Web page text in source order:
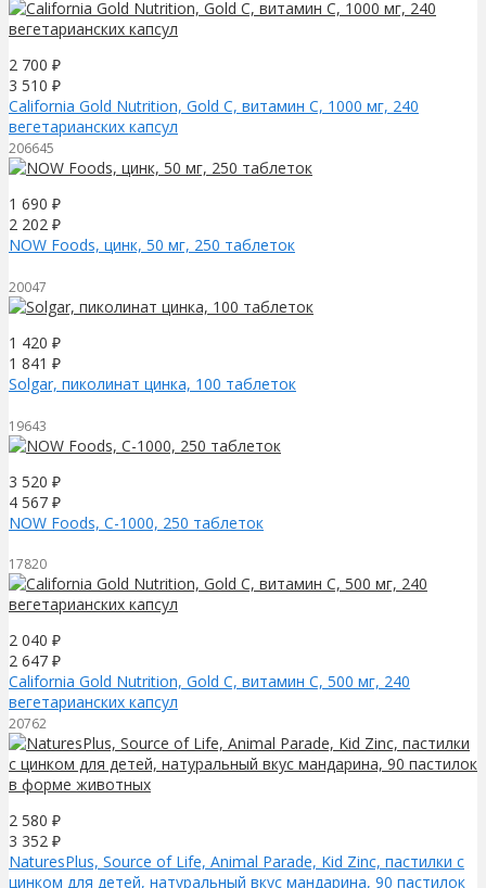
2 700 ₽
3 510 ₽
California Gold Nutrition, Gold C, витамин C, 1000 мг, 240
вегетарианских капсул
206645
1 690 ₽
2 202 ₽
NOW Foods, цинк, 50 мг, 250 таблеток
20047
1 420 ₽
1 841 ₽
Solgar, пиколинат цинка, 100 таблеток
19643
3 520 ₽
4 567 ₽
NOW Foods, C-1000, 250 таблеток
17820
2 040 ₽
2 647 ₽
California Gold Nutrition, Gold C, витамин C, 500 мг, 240
вегетарианских капсул
20762
2 580 ₽
3 352 ₽
NaturesPlus, Source of Life, Animal Parade, Kid Zinc, пастилки с
цинком для детей, натуральный вкус мандарина, 90 пастилок